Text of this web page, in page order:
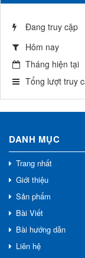
Đang truy cập
Hôm nay
Tháng hiện tại
Tổng lượt truy
DANH MỤC
Trang nhất
Giới thiệu
Sản phẩm
Bài Viết
Bài hướng dẫn
Liên hệ